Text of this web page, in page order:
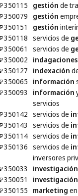
350115
gestión de
350079
gestión
350151
gestión
350118 servicios de
350061
servicios de
350002
indagaciones
350127
indexación
350065
información
350093
información
servicios
350142 servicios de
350143
servicios de
350114 servicios de
350136 servicios de
inversores
350033
investigación
350051
investigación
350155
marketing